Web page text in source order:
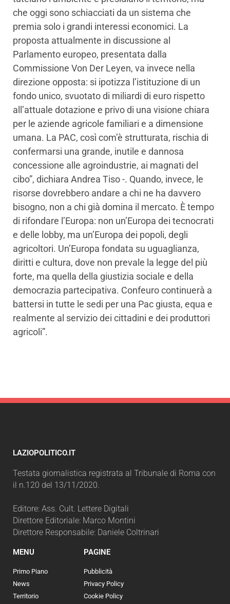
che oggi sono schiacciati da un sistema che
premia solo i grandi interessi economici. La
proposta attualmente in discussione al
Parlamento europeo, presentata dalla
Commissione Von Der Leyen, va invece nella
direzione opposta: si ipotizza l’istituzione di un
fondo unico, svuotato di miliardi di euro rispetto
all’attuale dotazione e privo di una visione chiara
per le aziende agricole familiari e a dimensione
umana. La PAC, così com’è strutturata, rischia di
confermarsi una grande, inutile e dannosa
concessione alle agroindustrie, ai magnati del
cibo”, dichiara Andrea Tiso -. Quando, invece, le
risorse dovrebbero andare a chi ne ha davvero
bisogno, non a chi già domina il mercato. È tempo
di rifondare l’Europa: non un’Europa dei tecnocrati
e delle lobby, ma un’Europa dei popoli, degli
agricoltori. Un’Europa fondata su uguaglianza,
diritti e cultura, dove non prevale la legge del più
forte, ma quella della giustizia sociale e della
democrazia partecipativa. Confeuro continuerà a
battersi in tutte le sedi per una Pac giusta, equa e
realmente al servizio dei cittadini e dei produttori
agricoli”.
LAZIOPOLITICO.IT
Testata giornalistica registrata al Tribunale di Roma con
il n.120 del 13/11/2020.
Editore: Ass. Cult. Lettere Digitali
Direttore Editoriale: Marco Montini
Direttore Responsabile: Daniele Coltrinari
MENU
Primo Piano
News
Territorio
PAGINE
Pubblicità
Privacy Policy
Cookie Policy